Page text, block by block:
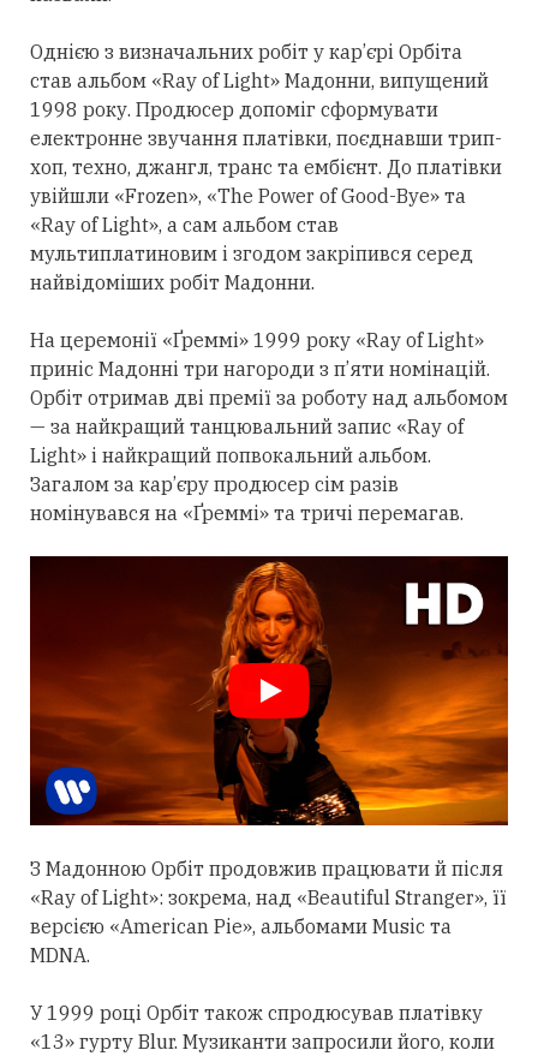
Однією з визначальних робіт у кар’єрі Орбіта
став альбом «Ray of Light» Мадонни, випущений
1998 року. Продюсер допоміг сформувати
електронне звучання платівки, поєднавши трип-
хоп, техно, джангл, транс та ембієнт. До платівки
увійшли «Frozen», «The Power of Good-Bye» та
«Ray of Light», а сам альбом став
мультиплатиновим і згодом закріпився серед
найвідоміших робіт Мадонни.
На церемонії «Ґреммі» 1999 року «Ray of Light»
приніс Мадонні три нагороди з п’яти номінацій.
Орбіт отримав дві премії за роботу над альбомом
— за найкращий танцювальний запис «Ray of
Light» і найкращий попвокальний альбом.
Загалом за кар’єру продюсер сім разів
номінувався на «Ґреммі» та тричі перемагав.
З Мадонною Орбіт продовжив працювати й після
«Ray of Light»: зокрема, над «Beautiful Stranger», її
версією «American Pie», альбомами Music та
MDNA.
У 1999 році Орбіт також спродюсував платівку
«13» гурту Blur. Музиканти запросили його, коли